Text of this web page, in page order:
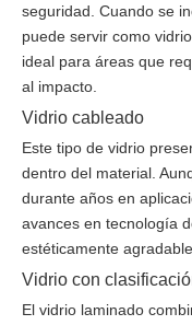
seguridad. Cuando se
puede servir como
ideal para áreas que
al impacto.
Vidrio cableado
Este tipo de vidrio
dentro del material.
durante años en
avances en tecnología
estéticamente
Vidrio con
El vidrio laminado